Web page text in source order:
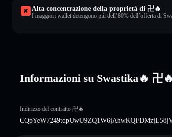
Alta concentrazione della proprietà di 卍🔥
I maggiori wallet detengono più dell’80% dell’offerta di
Informazioni su Swastika🔥 卍🔥
Indirizzo del contratto 卍🔥